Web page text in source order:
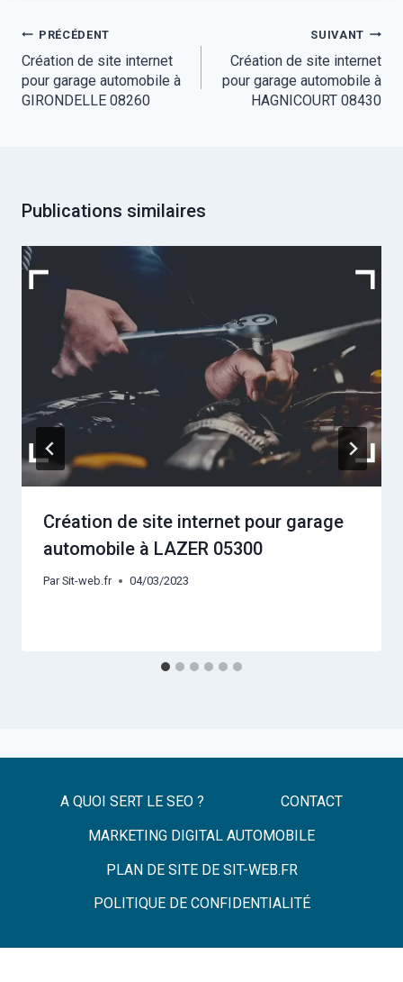
Navigation
de
l’article
PRÉCÉDENT
Création de site internet
pour garage automobile à
GIRONDELLE 08260
SUIVANT
Création de site internet
pour garage automobile à
HAGNICOURT 08430
Publications similaires
Création de site internet pour garage
automobile à LAZER 05300
Par Sit-web.fr 04/03/2023
A QUOI SERT LE SEO ?
CONTACT
MARKETING DIGITAL AUTOMOBILE
PLAN DE SITE DE SIT-WEB.FR
POLITIQUE DE CONFIDENTIALITÉ